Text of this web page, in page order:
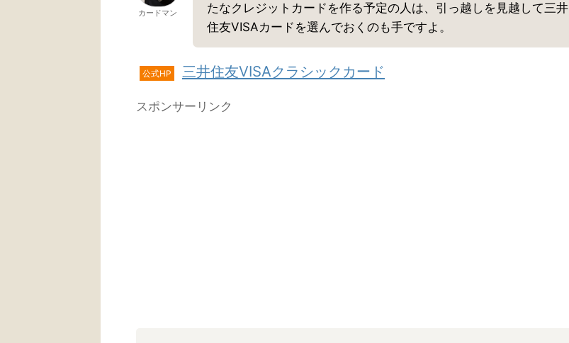
カードマン
たなクレジットカードを作る予定の人は、引っ越しを見越して三井
住友VISAカードを選んでおくのも手ですよ。
公式HP 三井住友VISAクラシックカード
スポンサーリンク